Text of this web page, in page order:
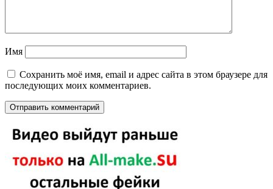
Имя
Сохранить моё имя, email и адрес сайта в этом браузере для
последующих моих комментариев.